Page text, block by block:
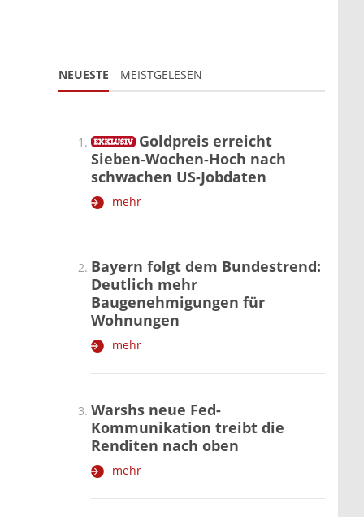
NEUESTE MEISTGELESEN
Goldpreis erreicht
Sieben-Wochen-Hoch nach
schwachen US-Jobdaten
mehr
Bayern folgt dem Bundestrend:
Deutlich mehr
Baugenehmigungen für
Wohnungen
mehr
Warshs neue Fed-
Kommunikation treibt die
Renditen nach oben
mehr